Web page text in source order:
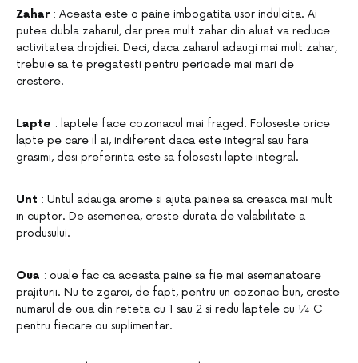
Zahar : Aceasta este o paine imbogatita usor indulcita. Ai
putea dubla zaharul, dar prea mult zahar din aluat va reduce
activitatea drojdiei. Deci, daca zaharul adaugi mai mult zahar,
trebuie sa te pregatesti pentru perioade mai mari de
crestere.
Lapte : laptele face cozonacul mai fraged. Foloseste orice
lapte pe care il ai, indiferent daca este integral sau fara
grasimi, desi preferinta este sa folosesti lapte integral.
Unt : Untul adauga arome si ajuta painea sa creasca mai mult
in cuptor. De asemenea, creste durata de valabilitate a
produsului.
Oua : ouale fac ca aceasta paine sa fie mai asemanatoare
prajiturii. Nu te zgarci, de fapt, pentru un cozonac bun, creste
numarul de oua din reteta cu 1 sau 2 si redu laptele cu ¼ C
pentru fiecare ou suplimentar.